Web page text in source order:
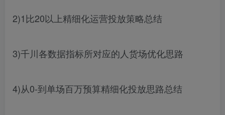
2)1比20以上精细化运营投放策略总结
3)千川各数据指标所对应的人货场优化思路
4)从0-到单场百万预算精细化投放思路总结